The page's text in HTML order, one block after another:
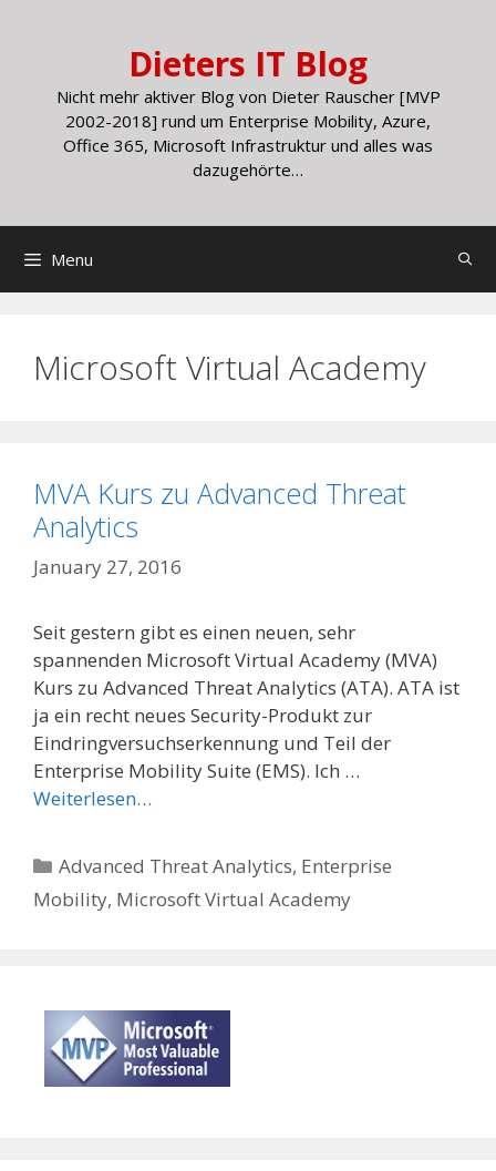
Dieters IT Blog
Nicht mehr aktiver Blog von Dieter Rauscher [MVP
2002-2018] rund um Enterprise Mobility, Azure,
Office 365, Microsoft Infrastruktur und alles was
dazugehörte…
Menu
Microsoft Virtual Academy
MVA Kurs zu Advanced Threat
Analytics
January 27, 2016
Seit gestern gibt es einen neuen, sehr
spannenden Microsoft Virtual Academy (MVA)
Kurs zu Advanced Threat Analytics (ATA). ATA ist
ja ein recht neues Security-Produkt zur
Eindringversuchserkennung und Teil der
Enterprise Mobility Suite (EMS). Ich …
Weiterlesen…
Categories
Advanced Threat Analytics, Enterprise
Mobility, Microsoft Virtual Academy